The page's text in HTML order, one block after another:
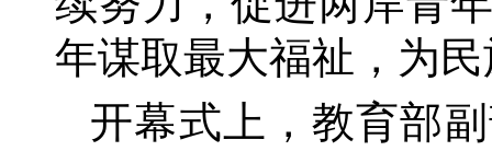
年谋取最大福祉，为
开幕式上，教育部